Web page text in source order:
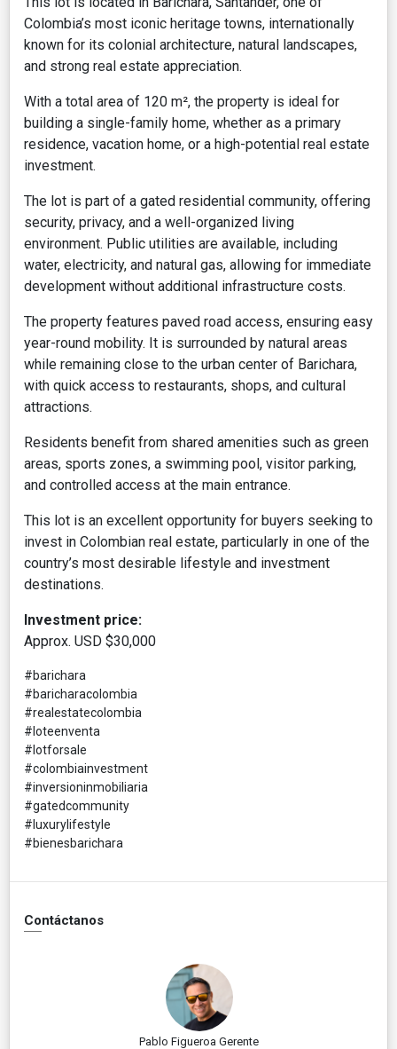
Colombia’s most iconic heritage towns, internationally
known for its colonial architecture, natural landscapes,
and strong real estate appreciation.
With a total area of 120 m², the property is ideal for
building a single-family home, whether as a primary
residence, vacation home, or a high-potential real estate
investment.
The lot is part of a gated residential community, offering
security, privacy, and a well-organized living
environment. Public utilities are available, including
water, electricity, and natural gas, allowing for immediate
development without additional infrastructure costs.
The property features paved road access, ensuring easy
year-round mobility. It is surrounded by natural areas
while remaining close to the urban center of Barichara,
with quick access to restaurants, shops, and cultural
attractions.
Residents benefit from shared amenities such as green
areas, sports zones, a swimming pool, visitor parking,
and controlled access at the main entrance.
This lot is an excellent opportunity for buyers seeking to
invest in Colombian real estate, particularly in one of the
country’s most desirable lifestyle and investment
destinations.
Investment price:
Approx. USD $30,000
#barichara
#baricharacolombia
#realestatecolombia
#loteenventa
#lotforsale
#colombiainvestment
#inversioninmobiliaria
#gatedcommunity
#luxurylifestyle
#bienesbarichara
Contáctanos
Pablo Figueroa Gerente